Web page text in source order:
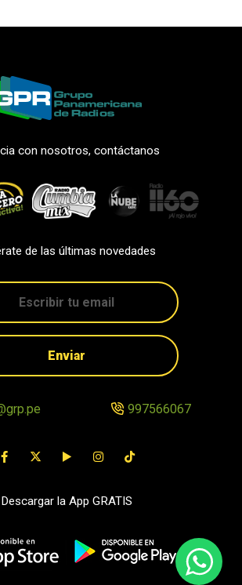
con nosotros, contáctanos
de las últimas novedades
Enviar
997566067
Descargar la App GRATIS